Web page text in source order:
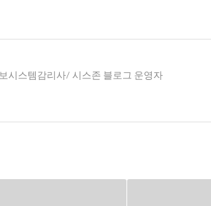
시스템감리사/ 시스존 블로그 운영자